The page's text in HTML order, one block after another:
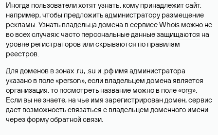
Иногда пользователи хотят узнать, кому принадлежит сайт,
например, чтобы предложить администратору размещение
рекламы. Узнать владельца домена в сервисе Whois можно не
во всех случаях: часто персональные данныезащищаются на
уровне регистраторов или скрываются по правилам
реестров.
Для доменов в зонах .ru, .su и .рф имя администратора
указано в поле «person», если владельцем домена является
организация, то посмотреть название можно в поле «org».
Если вы не знаете, на чье имя зарегистрирован домен, сервис
дает возможность связаться с владельцем доменного имени
через форму обратной связи.